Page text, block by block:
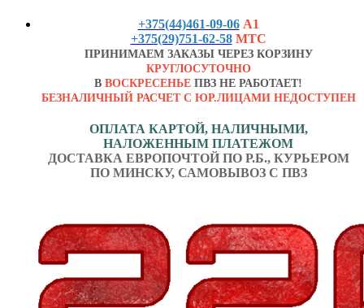
+375(44)461-09-06 А1
+375(29)751-62-58 МТС
ПРИНИМАЕМ ЗАКАЗЫ ЧЕРЕЗ КОРЗИНУ
КРУГЛОСУТОЧНО
В ВОСКРЕСЕНЬЕ ПВЗ НЕ РАБОТАЕТ!
БЕЗНАЛИЧНЫЙ РАСЧЕТ С ЮР.ЛИЦАМИ НЕДОСТУПЕН
ОПЛАТА КАРТОЙ, НАЛИЧНЫМИ,
НАЛОЖЕННЫМ ПЛАТЕЖОМ
ДОСТАВКА ЕВРОПОЧТОЙ ПО Р.Б., КУРЬЕРОМ
ПО МИНСКУ, САМОВЫВОЗ С ПВЗ